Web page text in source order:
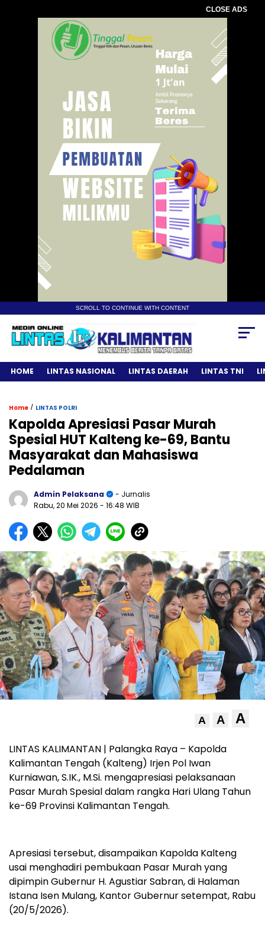
CLOSE ADS
SCROLL TO CONTINUE WITH CONTENT
HOME LINTAS NASIONAL LINTAS DAERAH LINTAS TNI
Home / LINTAS POLRI
Kapolda Apresiasi Pasar Murah
Spesial HUT Kalteng ke-69, Bantu
Masyarakat dan Mahasiswa
Pedalaman
Admin Pelaksana
- Jurnalis
Rabu, 20 Mei 2026 - 16:48 WIB
A A A
LINTAS KALIMANTAN | Palangka Raya – Kapolda
Kalimantan Tengah (Kalteng) Irjen Pol Iwan
Kurniawan, S.IK., M.Si. mengapresiasi pelaksanaan
Pasar Murah Spesial dalam rangka Hari Ulang Tahun
ke-69 Provinsi Kalimantan Tengah.
Apresiasi tersebut, disampaikan Kapolda Kalteng
usai menghadiri pembukaan Pasar Murah yang
dipimpin Gubernur H. Agustiar Sabran, di Halaman
Istana Isen Mulang, Kantor Gubernur setempat, Rabu
(20/5/2026).